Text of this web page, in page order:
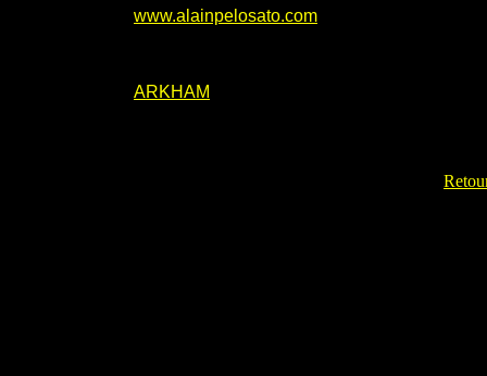
www.alainpelosato.com
ARKHAM